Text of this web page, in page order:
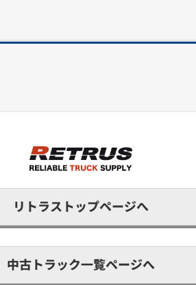
リトラストップページへ
中古トラック一覧ページへ